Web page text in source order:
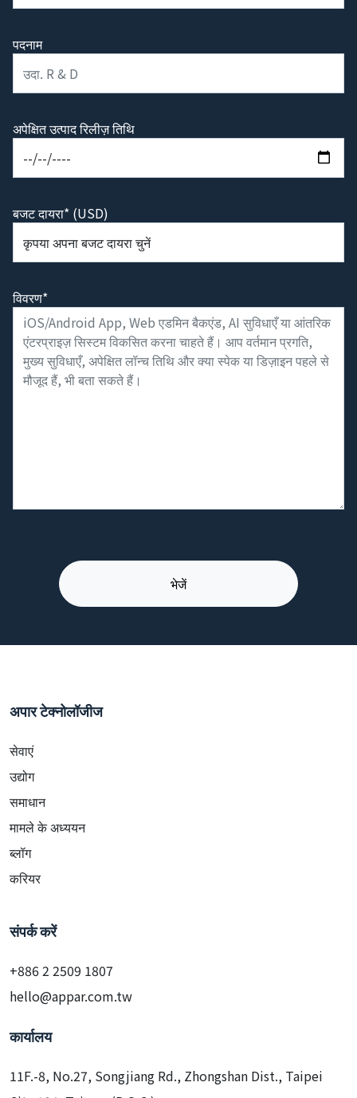
पदनाम
अपेक्षित उत्पाद रिलीज़ तिथि
बजट दायरा* (USD)
विवरण*
अपार टेक्नोलॉजीज
सेवाएं
उद्योग
समाधान
मामले के अध्ययन
ब्लॉग
करियर
संपर्क करें
+886 2 2509 1807
hello@appar.com.tw
कार्यालय
11F.-8, No.27, Songjiang Rd., Zhongshan Dist., Taipei